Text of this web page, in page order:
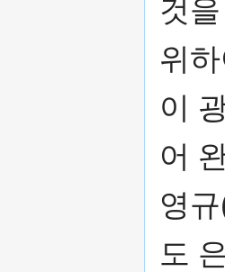
것
위
이
어
영
도